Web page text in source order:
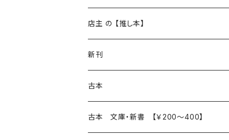
再入荷
新入荷
再入荷
店主 の 【推し本】
新刊
本 の あれこれ
読書のこと
文芸
古本
本 の あれこれ
古本 文庫・新書 【￥200～400】